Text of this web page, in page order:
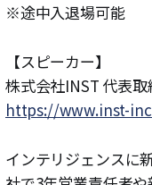
※途中入退場可能
【スピーカー】
株式会社INST 代表
https://www.inst-
インテリジェンスに